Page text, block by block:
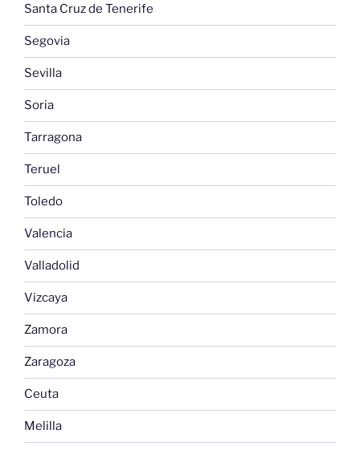
Santa Cruz de Tenerife
Segovia
Sevilla
Soria
Tarragona
Teruel
Toledo
Valencia
Valladolid
Vizcaya
Zamora
Zaragoza
Ceuta
Melilla